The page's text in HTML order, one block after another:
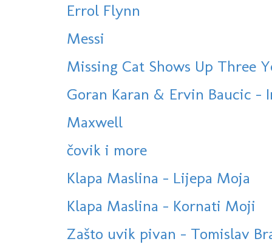
Errol Flynn
Messi
Missing Cat Shows Up Three
Goran Karan & Ervin Baucic -
Maxwell
čovik i more
Klapa Maslina - Lijepa Moja
Klapa Maslina - Kornati Moji
Zašto uvik pivan - Tomislav